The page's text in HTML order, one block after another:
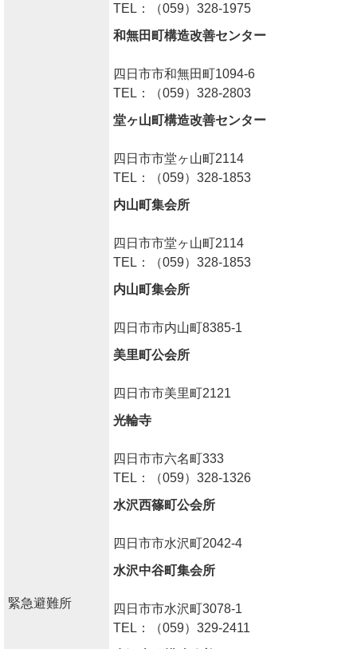
緊急避難所
TEL：（059）328-1975
和無田町構造改善センター
四日市市和無田町1094-6
TEL：（059）328-2803
堂ヶ山町構造改善センター
四日市市堂ヶ山町2114
TEL：（059）328-1853
内山町集会所
四日市市堂ヶ山町2114
TEL：（059）328-1853
内山町集会所
四日市市内山町8385-1
美里町公会所
四日市市美里町2121
光輪寺
四日市市六名町333
TEL：（059）328-1326
水沢西篠町公会所
四日市市水沢町2042-4
水沢中谷町集会所
四日市市水沢町3078-1
TEL：（059）329-2411